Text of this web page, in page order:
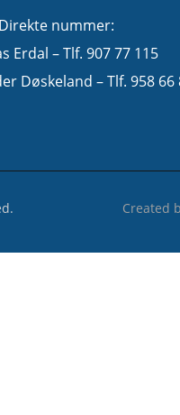
Direkte nummer:
Erdal – Tlf. 907 77 115
Døskeland – Tlf. 958 66
Created